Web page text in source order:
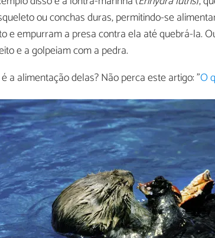
ou conchas duras, permitindo-se
e empurram a presa contra ela até quebrá-la.
e a golpeiam com a pedra.
a alimentação delas? Não perca este artigo: "O